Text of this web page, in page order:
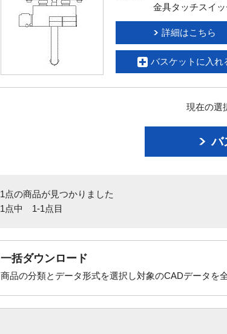
金具タッチスイ
詳細はこちら
バスケットに入れ
現在の選
バ
1点の商品が見つかりました
1点中 1-1点目
一括ダウンロード
商品の分類とデータ形式を選択し対象のCADデータを